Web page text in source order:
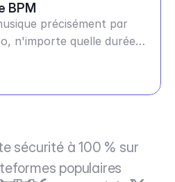
BPM
précisément par
n'importe quelle durée
sécurité à 100 % sur
populaires